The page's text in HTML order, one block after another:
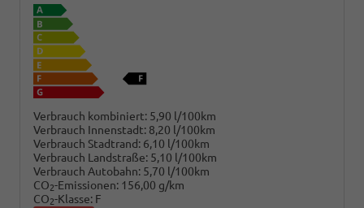
Verbrauch kombiniert: 5,90 l/100km
Verbrauch Innenstadt: 8,20 l/100km
Verbrauch Stadtrand: 6,10 l/100km
Verbrauch Landstraße: 5,10 l/100km
Verbrauch Autobahn: 5,70 l/100km
CO2-Emissionen: 156,00 g/km
CO2-Klasse: F